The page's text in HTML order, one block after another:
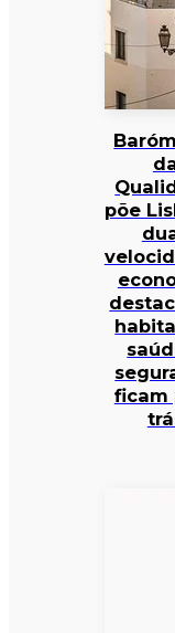
põe
ficam